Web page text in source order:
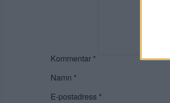
Kommentar *
Namn *
E-postadress *